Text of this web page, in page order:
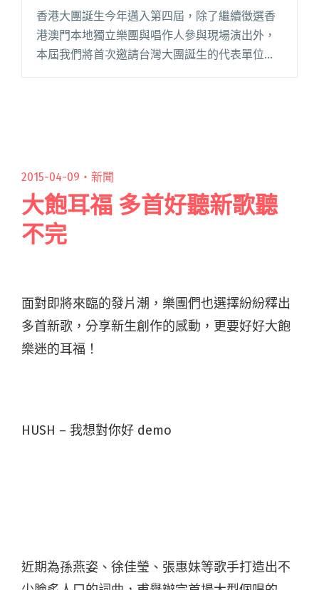
香港大團誕生今年邁入第四屆，除了繼續徵選香
港澳門本地獨立樂團與唱作人參與現場演出外，
本屆我們將首次邀請台灣大團誕生的代表單位，
前來香港演出助陣！今年第一季大團誕生將於
2015-04-09・ 新聞
大飽耳福 多首好聽新歌聽
不完
面對即將來臨的發片潮，樂團們也選擇紛紛釋出
多首新歌，分享新生創作的感動，更要好好大飽
樂迷的耳福！
HUSH – 我想對你好 demo
近期為孫燕姿、徐佳瑩、張惠妹等歌手打造出不